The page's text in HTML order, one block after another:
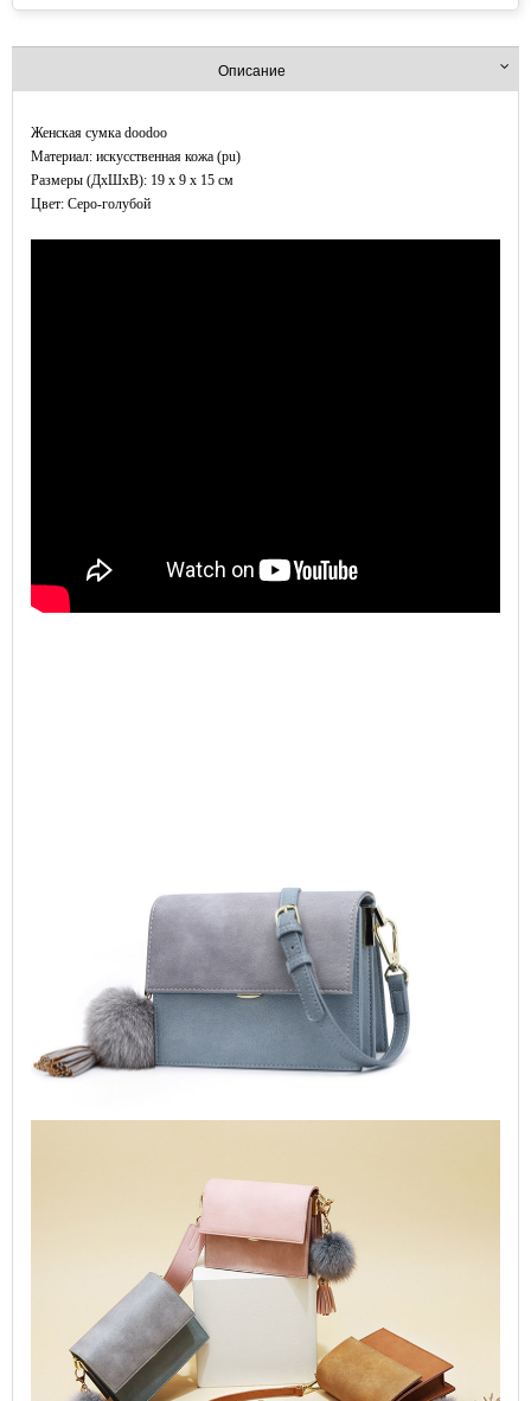
Описание
Женская сумка doodoo
Материал: искусственная кожа (pu)
Размеры (ДxШхВ): 19 x 9 x 15 см
Цвет: Серо-голубой